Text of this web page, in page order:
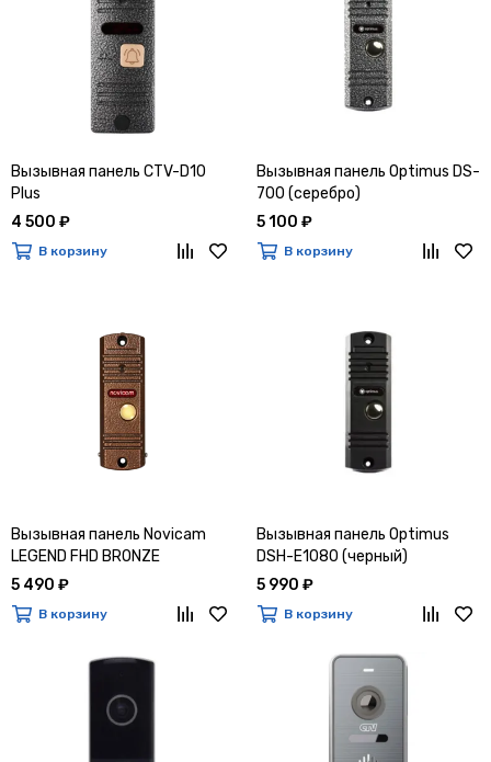
Вызывная панель CTV-D10
Plus
4 500 ₽
В корзину
Вызывная панель Optimus DS-
700 (серебро)
5 100 ₽
В корзину
Вызывная панель Novicam
LEGEND FHD BRONZE
5 490 ₽
В корзину
Вызывная панель Optimus
DSH-E1080 (черный)
5 990 ₽
В корзину